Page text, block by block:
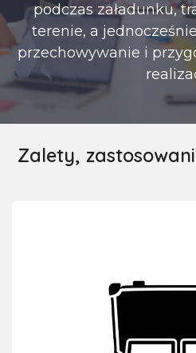
podczas załadunku,
terenie, a
przechowywanie i
Zalety,